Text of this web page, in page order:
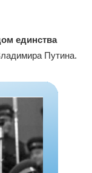
единства
Путина.